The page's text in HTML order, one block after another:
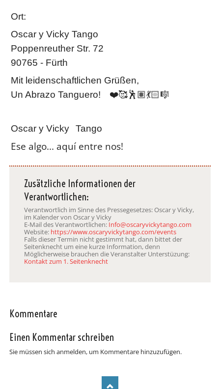
Ort:
Oscar y Vicky Tango
Poppenreuther Str. 72
90765 - Fürth
Mit leidenschaftlichen Grüßen,
Un Abrazo Tanguero!
❤️🥰🕺🏽💃🏻🎼
Oscar y Vicky Tango
Ese algo... aquí entre nos!
Zusätzliche Informationen der
Verantwortlichen:
Verantwortlich im Sinne des Pressegesetzes: Oscar y Vicky,
im Kalender von Oscar y Vicky
E-Mail des Verantwortlichen: Info@oscaryvickytango.com
Website: https://www.oscaryvickytango.com/events
Falls dieser Termin nicht gestimmt hat, dann bittet der
Seitenknecht um eine kurze Information, denn
Möglicherweise brauchen die Veranstalter Unterstüzung:
Kontakt zum 1. Seitenknecht
Kommentare
Einen Kommentar schreiben
Sie müssen sich anmelden, um Kommentare hinzuzufügen.